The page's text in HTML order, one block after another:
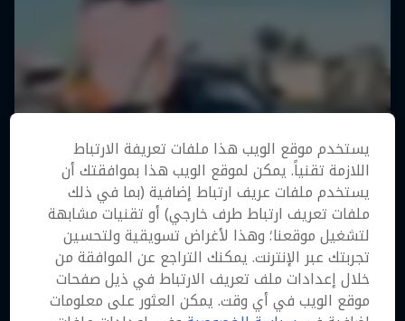
يستخدم موقع الويب هذا ملفات تعريفة الارتباط
اللازمة تقنياً. يمكن لموقع الويب هذا بموافقتك أن
يستخدم ملفات عريف ارتباط إضافية (بما في ذلك
ملفات تعريف ارتباط طرف خارجي) أو تقنيات مشابهة
لتشغيل موقعنا؛ وهذا لأغراض تسويقية ولتحسين
تجربتك عبر الإنترنت. يمكنك التراجع عن الموافقة من
خلال إعدادات ملف تعريف الارتباط في ذيل صفحات
موقع الويب في أي وقت. يمكن العثور على معلومات